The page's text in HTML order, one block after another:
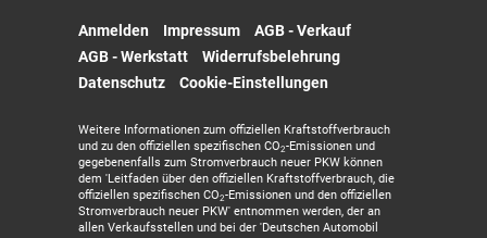
Anmelden Impressum
AGB - Verkauf
AGB - Werkstatt
Widerrufsbelehrung
Datenschutz
Cookie-Einstellungen
Weitere Informationen zum offiziellen Kraftstoffverbrauch
und zu den offiziellen spezifischen CO2-Emissionen und
gegebenenfalls zum Stromverbrauch neuer PKW können
dem 'Leitfaden über den offiziellen Kraftstoffverbrauch, die
offiziellen spezifischen CO2-Emissionen und den offiziellen
Stromverbrauch neuer PKW' entnommen werden, der an
allen Verkaufsstellen und bei der 'Deutschen Automobil